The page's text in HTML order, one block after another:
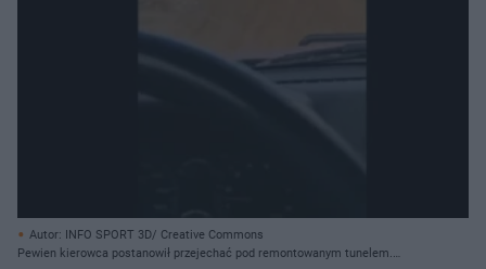
Autor: INFO SPORT 3D/ Creative Commons
Pewien kierowca postanowił przejechać pod remontowanym tunelem.